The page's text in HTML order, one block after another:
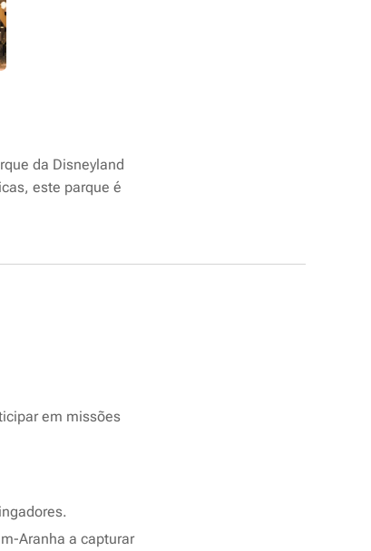
da Disneyland
este parque é
em missões
Aranha a capturar